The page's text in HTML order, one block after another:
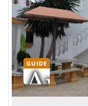
GUIDE